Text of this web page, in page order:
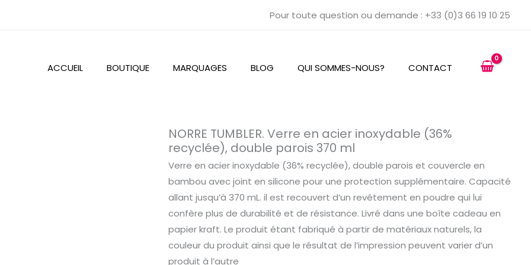
Pour toute question ou demande : +33 (0)3 66 19 10 25
ACCUEIL BOUTIQUE MARQUAGES BLOG QUI SOMMES-NOUS? CONTACT
NORRE TUMBLER. Verre en acier inoxydable (36%
recyclée), double parois 370 ml
Verre en acier inoxydable (36% recyclée), double parois et couvercle en
bambou avec joint en silicone pour une protection supplémentaire. Capacité
allant jusqu’à 370 mL. il est recouvert d’un revêtement en poudre qui lui
confère plus de durabilité et de résistance. Livré dans une boîte cadeau en
papier kraft. Le produit étant fabriqué à partir de matériaux naturels, la
couleur du produit ainsi que le résultat de l’impression peuvent varier d’un
produit à l’autre
quantité
de
TUMBLER.
Verre
en
acier
inoxydable
(36%